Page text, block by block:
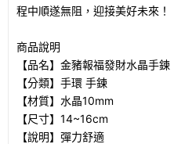
程中順遂無阻，迎接美好未來！
商品說明
【品名】金豬報福發財水晶手鍊
【分類】手環 手鍊
【材質】水晶10mm
【尺寸】14~16cm
【說明】彈力舒適